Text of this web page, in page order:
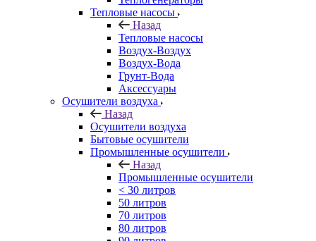
Тепловые насосы
Назад
Тепловые насосы
Воздух-Воздух
Воздух-Вода
Грунт-Вода
Аксессуары
Осушители воздуха
Назад
Осушители воздуха
Бытовые осушители
Промышленные осушители
Назад
Промышленные осушители
< 30 литров
50 литров
70 литров
80 литров